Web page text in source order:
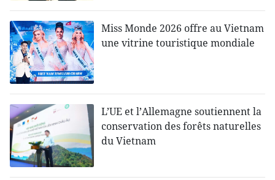
Miss Monde 2026 offre au Vietnam
une vitrine touristique mondiale
L’UE et l’Allemagne soutiennent la
conservation des forêts naturelles
du Vietnam